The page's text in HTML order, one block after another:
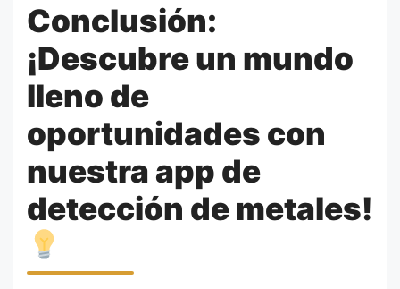
Conclusión:
¡Descubre un mundo
lleno de
oportunidades con
nuestra app de
detección de metales!